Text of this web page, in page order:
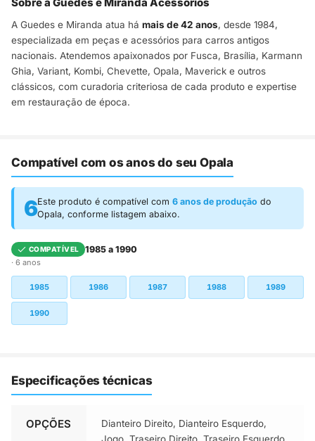
A Guedes e Miranda atua há mais de 42 anos, desde 1984,
especializada em peças e acessórios para carros antigos
nacionais. Atendemos apaixonados por Fusca, Brasília, Karmann
Ghia, Variant, Kombi, Chevette, Opala, Maverick e outros
clássicos, com curadoria criteriosa de cada produto e expertise
em restauração de época.
Compatível com os anos do seu Opala
6Este produto é compatível com 6 anos de produção do
Opala, conforme listagem abaixo.
COMPATÍVEL 1985 a 1990
· 6 anos
1985 1986 1987 1988 1989
1990
Especificações técnicas
OPÇÕES
Dianteiro Direito, Dianteiro Esquerdo,